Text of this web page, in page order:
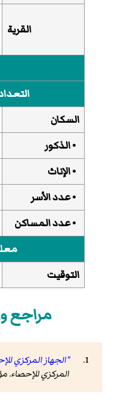
القرية
السكان
• الذكور
• الإناث
• عدد الأسر
• عدد المساكن
التوقيت
مراجع
"الجهاز المركزي
المركزي